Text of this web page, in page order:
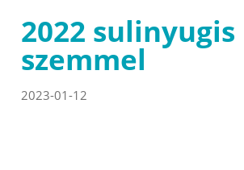
2022 sulinyugis
szemmel
2023-01-12